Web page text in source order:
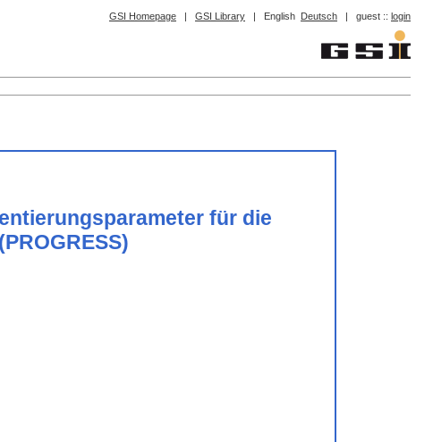
GSI Homepage | GSI Library | English Deutsch | guest :: login
für die